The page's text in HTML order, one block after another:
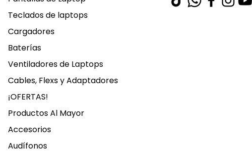
Teclados de laptops
Cargadores
Baterías
Ventiladores de Laptops
Cables, Flexs y Adaptadores
¡OFERTAS!
Productos Al Mayor
Accesorios
Audífonos